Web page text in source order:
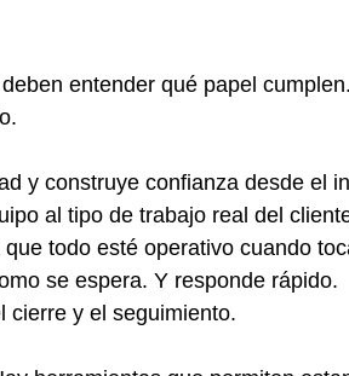
entender qué papel
y construye confianza desde el
al tipo de trabajo real del
todo esté operativo cuando
se espera. Y responde rápido.
cierre y el seguimiento.